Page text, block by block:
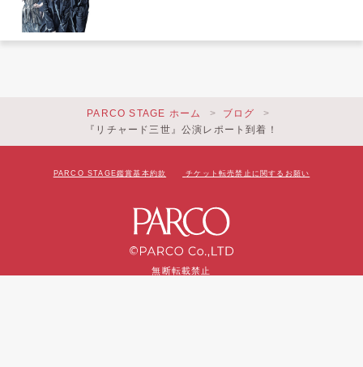
PARCO STAGE ホーム
ブログ
『リチャード三世』公演レポート到着！
PARCO STAGE鑑賞基本約款 チケット転売禁止に関するお願い
無断転載禁止